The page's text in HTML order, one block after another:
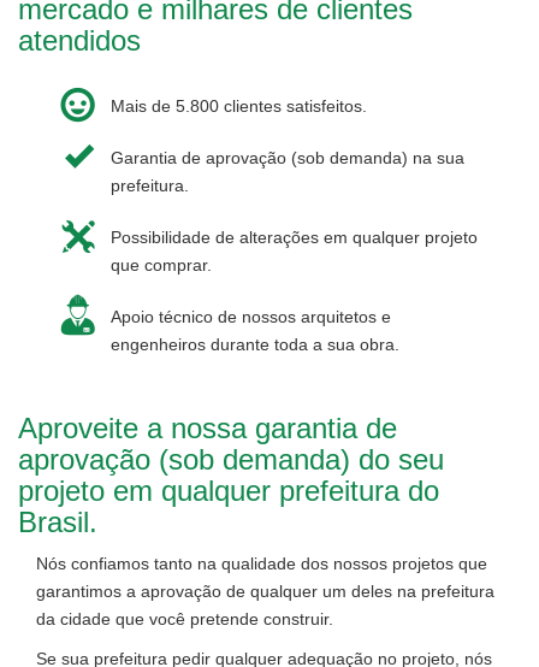
mercado e milhares de clientes
atendidos
Mais de 5.800 clientes satisfeitos.
Garantia de aprovação (sob demanda) na sua
prefeitura.
Possibilidade de alterações em qualquer projeto
que comprar.
Apoio técnico de nossos arquitetos e
engenheiros durante toda a sua obra.
Aproveite a nossa garantia de
aprovação (sob demanda) do seu
projeto em qualquer prefeitura do
Brasil.
Nós confiamos tanto na qualidade dos nossos projetos que
garantimos a aprovação de qualquer um deles na prefeitura
da cidade que você pretende construir.
Se sua prefeitura pedir qualquer adequação no projeto, nós